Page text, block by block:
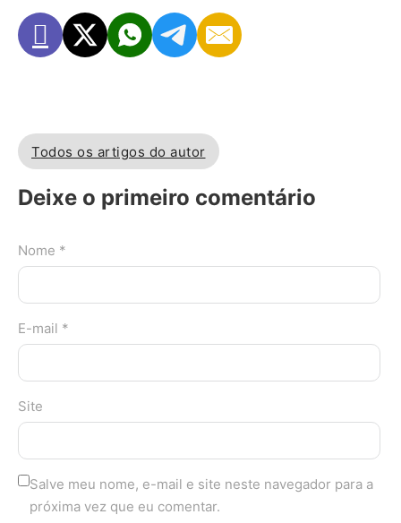
Todos os artigos do autor
Deixe o primeiro comentário
Nome *
E-mail *
Site
Salve meu nome, e-mail e site neste navegador para a
próxima vez que eu comentar.